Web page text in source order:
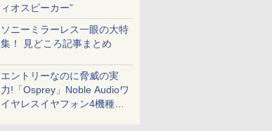
ィオスピーカー”
ソニーミラーレス一眼の大特
集！ 見どころ記事まとめ
エントリーなのに脅威の実
力!「Osprey」Noble Audioワ
イヤレスイヤフォン4機種を